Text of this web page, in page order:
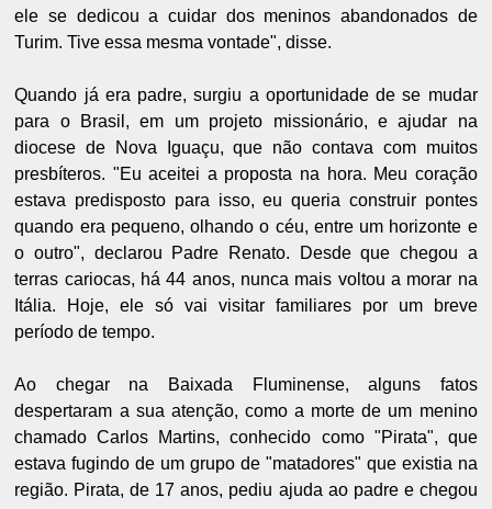
ele se dedicou a cuidar dos meninos abandonados de
Turim. Tive essa mesma vontade", disse.
Quando já era padre, surgiu a oportunidade de se mudar
para o Brasil, em um projeto missionário, e ajudar na
diocese de Nova Iguaçu, que não contava com muitos
presbíteros. "Eu aceitei a proposta na hora. Meu coração
estava predisposto para isso, eu queria construir pontes
quando era pequeno, olhando o céu, entre um horizonte e
o outro", declarou Padre Renato. Desde que chegou a
terras cariocas, há 44 anos, nunca mais voltou a morar na
Itália. Hoje, ele só vai visitar familiares por um breve
período de tempo.
Ao chegar na Baixada Fluminense, alguns fatos
despertaram a sua atenção, como a morte de um menino
chamado Carlos Martins, conhecido como "Pirata", que
estava fugindo de um grupo de "matadores" que existia na
região. Pirata, de 17 anos, pediu ajuda ao padre e chegou